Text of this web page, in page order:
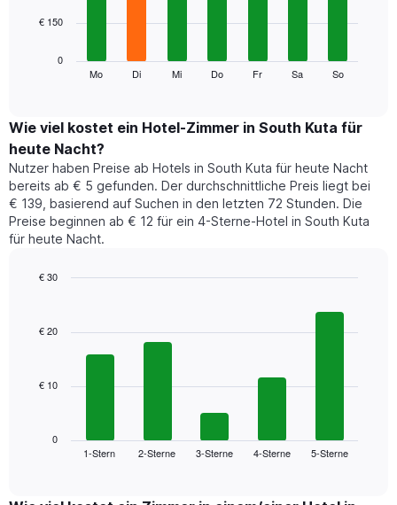
die
Monate
hat
1
Y-
Achse,
die
den
durchschnittlichen
Zimmerpreis
bars.
den
durchschnittlichen
Preis
eines
Zimmers
für
den
jeweiligen
Das
die
Das
Diagramm
Mo Di Mi Do Fr Sa So
0
€ 150
Wie viel kostet ein Hotel-Zimmer in South Kuta für
heute Nacht?
Nutzer haben Preise ab Hotels in South Kuta für heute Nacht
bereits ab € 5 gefunden. Der durchschnittliche Preis liegt bei
€ 139, basierend auf Suchen in den letzten 72 Stunden. Die
Preise beginnen ab € 12 für ein 4-Sterne-Hotel in South Kuta
für heute Nacht.
with
Das
zeigt
1-Stern 2-Sterne 3-Sterne 4-Sterne 5-Sterne
0
€ 10
€ 20
€ 30